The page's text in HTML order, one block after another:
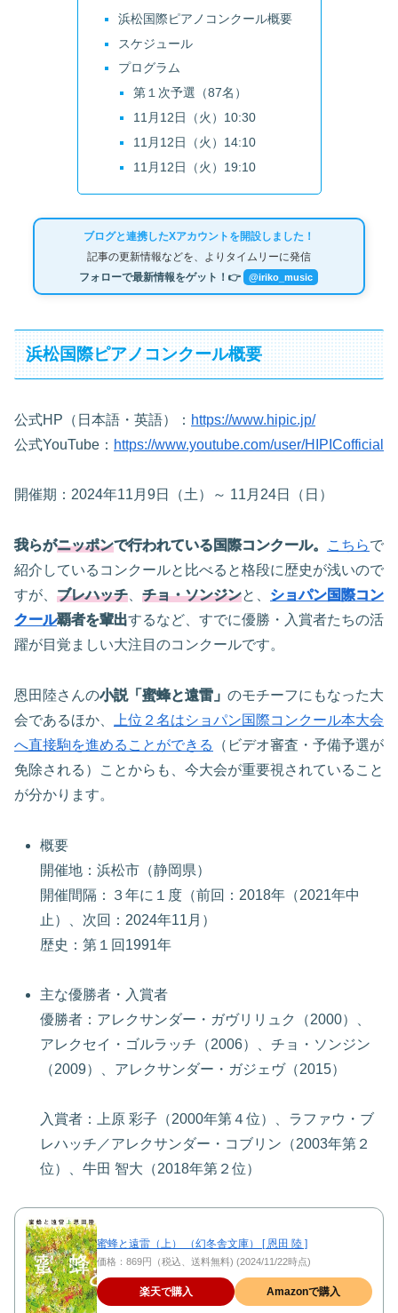
浜松国際ピアノコンクール概要
スケジュール
プログラム
第１次予選（87名）
11月12日（火）10:30
11月12日（火）14:10
11月12日（火）19:10
ブログと連携したXアカウントを開設しました！
記事の更新情報などを、よりタイムリーに発信
フォローで最新情報をゲット！👉
@iriko_music
浜松国際ピアノコンクール概要
公式HP（日本語・英語）： https://www.hipic.jp/
公式YouTube： https://www.youtube.com/user/HIPICofficial
開催期：2024年11月9日（土）～ 11月24日（日）
我らがニッポンで行われている国際コンクール。 こちらで
紹介しているコンクールと比べると格段に歴史が浅いので
すが、 ブレハッチ チョ・ソンジンと、 ショパン国際コン
クール覇者を輩出するなど、すでに優勝・入賞者たちの活
躍が目覚ましい大注目のコンクールです。
恩田陸さんの小説「蜜蜂と遠雷」 のモチーフにもなった大
会であるほか、
上位２名はショパン国際コンクール本大会
へ直接駒を進めることができる
（ビデオ審査・予備予選が
免除される）ことからも、今大会が重要視されていること
が分かります。
概要
開催地：浜松市（静岡県）
開催間隔：３年に１度（前回：2018年（2021年中
止）、次回：2024年11月）
歴史：第１回1991年
主な優勝者・入賞者
優勝者：アレクサンダー・ガヴリリュク（2000）、
アレクセイ・ゴルラッチ（2006）、チョ・ソンジン
（2009）、アレクサンダー・ガジェヴ（2015）
入賞者：上原 彩子（2000年第４位）、ラファウ・ブ
レハッチ／アレクサンダー・コブリン（2003年第２
位）、牛田 智大（2018年第２位）
蜜蜂と遠雷（上） （幻冬舎文庫） [ 恩田 陸 ]
価格：869円（税込、送料無料) (2024/11/22時点)
楽天で購入 Amazonで購入